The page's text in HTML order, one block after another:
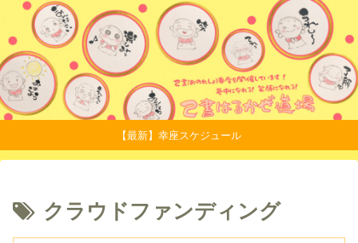
【最新】幸座スケジュール
クラウドファンディング